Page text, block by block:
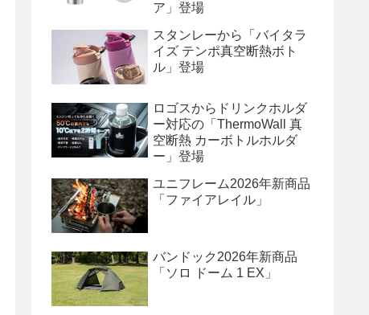
ア」登場
スタンレーから「バイタラ
イズ テンポ真空断熱ボト
ル」登場
ロゴスからドリンクホルダ
ー対応の「ThermoWall 真
空断熱 カーボトルホルダ
ー」登場
ユニフレーム2026年新商品
「ファイアレイル」
バンドック2026年新商品
「ソロ ドーム 1 EX」